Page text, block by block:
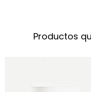
Productos